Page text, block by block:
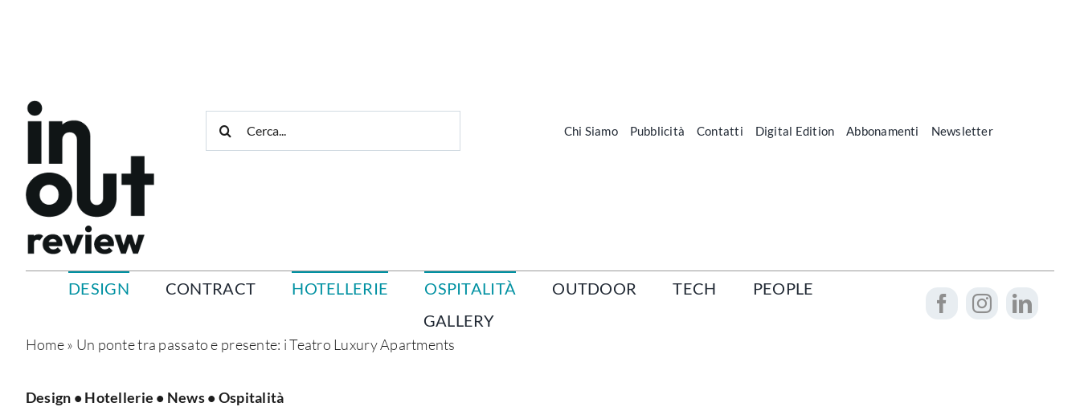
per:
Chi Siamo Pubblicità Contatti Digital Edition Abbonamenti Newsletter
DESIGN CONTRACT HOTELLERIE OSPITALITÀ OUTDOOR TECH
PEOPLE
GALLERY
Home» Un ponte tra passato e presente: i Teatro Luxury Apartments
Design • Hotellerie • News• Ospitalità